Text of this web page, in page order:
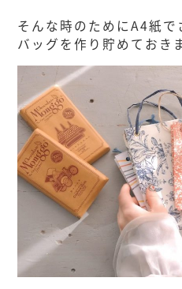
そんな時のためにA4紙
バッグを作り貯めておき